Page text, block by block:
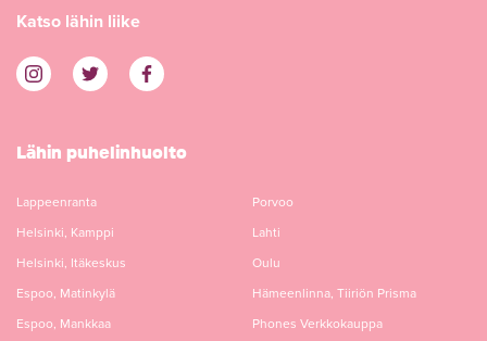
Katso lähin liike
Lähin puhelinhuolto
Lappeenranta
Helsinki, Kamppi
Helsinki, Itäkeskus
Espoo, Matinkylä
Espoo, Mankkaa
Porvoo
Lahti
Oulu
Hämeenlinna, Tiiriön Prisma
Phones Verkkokauppa